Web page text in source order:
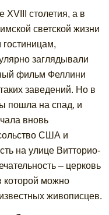
XVIII столетия, а в
светской жизни
заглядывали
фильм Феллини
заведений. Но в
пошла на спад, и
вновь
США и
на улице Витторио-
– церковь
которой можно
живописцев.